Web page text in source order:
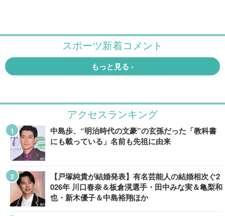
アクセスランキング
中島歩、“明治時代の文豪”の玄孫だった「教科書
にも載っている」名前も先祖に由来
【戸塚純貴が結婚発表】有名芸能人の結婚相次ぐ2
026年 川口春奈＆板倉滉選手・田中みな実＆亀梨和
也・新木優子＆中島裕翔ほか